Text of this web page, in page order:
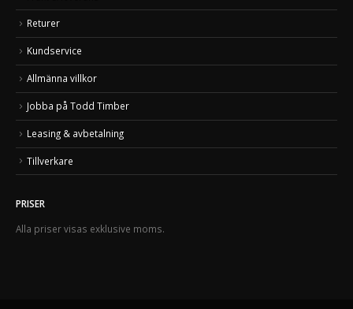
Returer
Kundservice
Allmänna villkor
Jobba på Todd Timber
Leasing & avbetalning
Tillverkare
PRISER
Alla priser visas exklusive moms.